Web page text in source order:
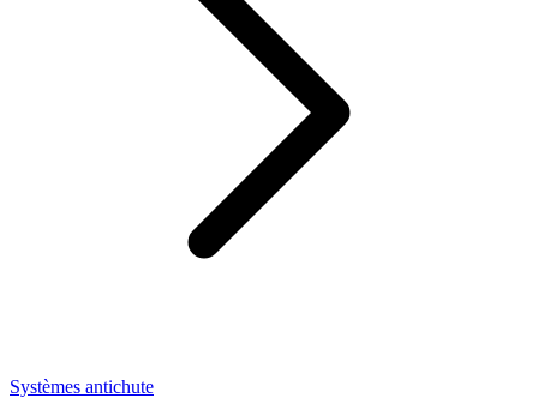
Systèmes antichute